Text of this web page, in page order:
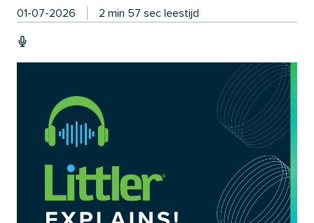
01-07-2026 2 min 57 sec leestijd